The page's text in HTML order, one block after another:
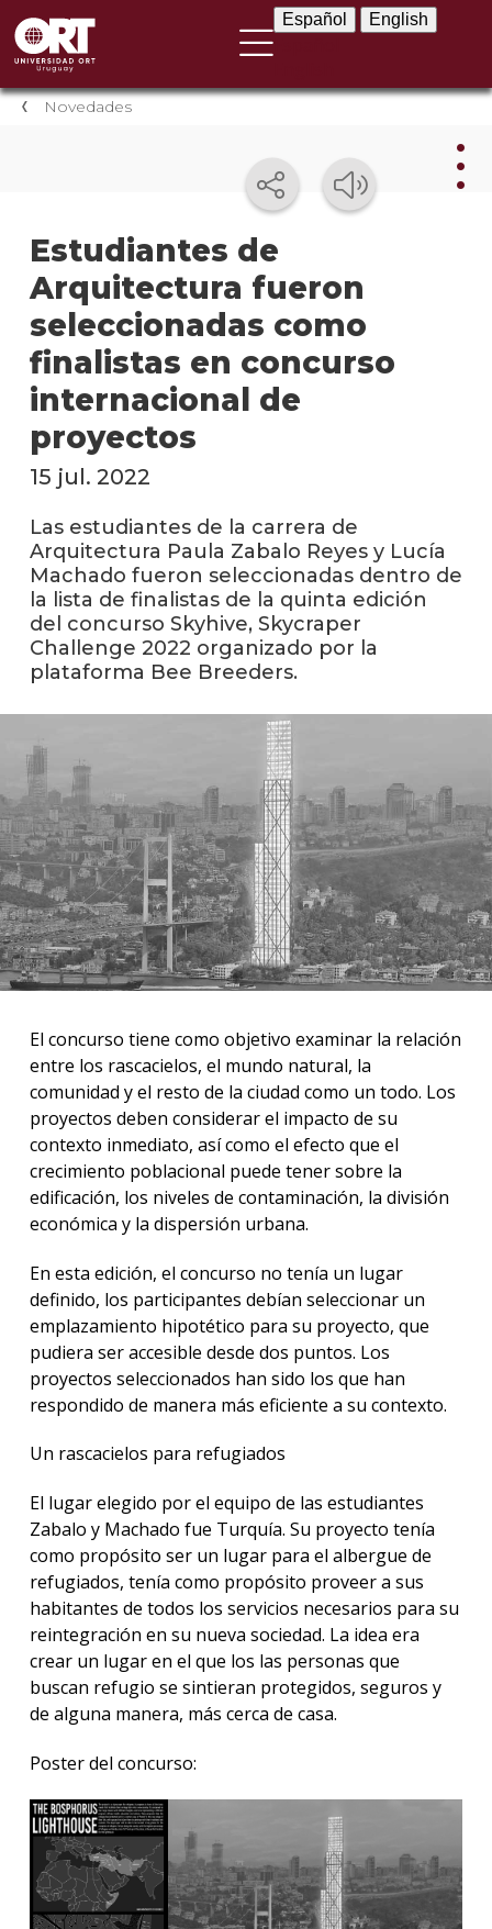
Español English
Novedades
Estudiantes de
Arquitectura fueron
seleccionadas como
finalistas en concurso
internacional de
proyectos
en
15 jul. 2022
Las estudiantes de la carrera de
Arquitectura Paula Zabalo Reyes y Lucía
Machado fueron seleccionadas dentro de
la lista de finalistas de la quinta edición
del concurso Skyhive, Skycraper
Challenge 2022 organizado por la
plataforma Bee Breeders.
El concurso tiene como objetivo examinar la relación
entre los rascacielos, el mundo natural, la
comunidad y el resto de la ciudad como un todo. Los
proyectos deben considerar el impacto de su
contexto inmediato, así como el efecto que el
crecimiento poblacional puede tener sobre la
edificación, los niveles de contaminación, la división
económica y la dispersión urbana.
En esta edición, el concurso no tenía un lugar
definido, los participantes debían seleccionar un
emplazamiento hipotético para su proyecto, que
pudiera ser accesible desde dos puntos. Los
proyectos seleccionados han sido los que han
respondido de manera más eficiente a su contexto.
Un rascacielos para refugiados
El lugar elegido por el equipo de las estudiantes
Zabalo y Machado fue Turquía. Su proyecto tenía
como propósito ser un lugar para el albergue de
refugiados, tenía como propósito proveer a sus
habitantes de todos los servicios necesarios para su
reintegración en su nueva sociedad. La idea era
crear un lugar en el que los las personas que
buscan refugio se sintieran protegidos, seguros y
de alguna manera, más cerca de casa.
Poster del concurso: